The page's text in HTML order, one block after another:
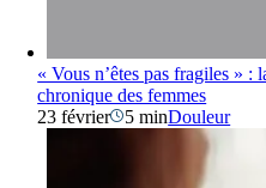
« Vous n’êtes pas fragiles »
chronique des femmes
23 février
5 minDouleur